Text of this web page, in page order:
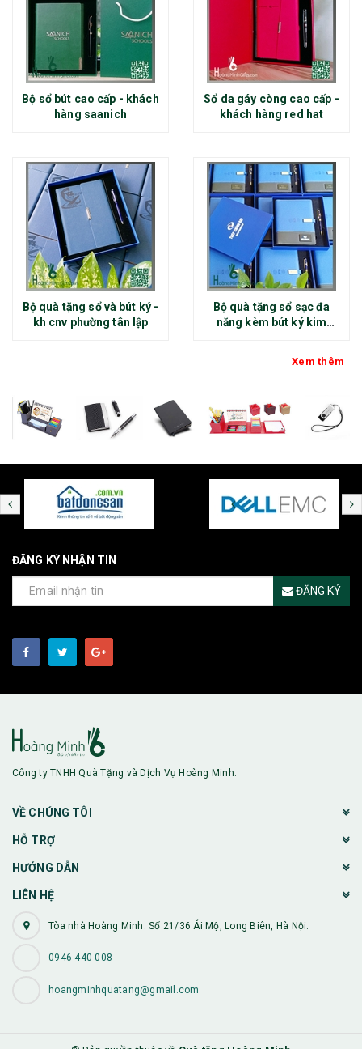
Bộ sổ bút cao cấp - khách
hàng saanich
Sổ da gáy còng cao cấp -
khách hàng red hat
Bộ quà tặng sổ và bút ký -
kh cnv phường tân lập
Bộ quà tặng sổ sạc đa
năng kèm bút ký kim
Xem thêm
ĐĂNG KÝ NHẬN TIN
ĐĂNG KÝ
Công ty TNHH Quà Tặng và Dịch Vụ Hoàng Minh.
VỀ CHÚNG TÔI
HỖ TRỢ
HƯỚNG DẪN
LIÊN HỆ
Tòa nhà Hoàng Minh: Số 21/36 Ái Mộ, Long Biên, Hà Nội.
0946 440 008
hoangminhquatang@gmail.com